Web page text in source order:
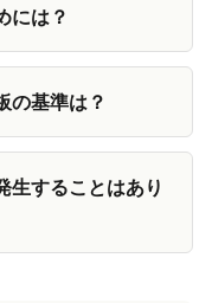
には？
の基準は？
生することはあり